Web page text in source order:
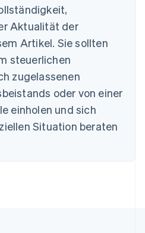
Aktualität der
Artikel. Sie sollten
steuerlichen
zugelassenen
oder von einer
einholen und sich
Situation beraten